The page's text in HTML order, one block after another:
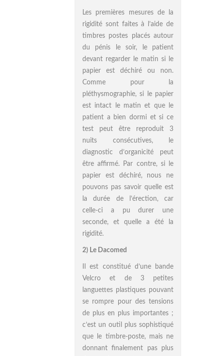
Les premières mesures de la
rigidité sont faites à l’aide de
timbres postes placés autour
du pénis le soir, le patient
devant regarder le matin si le
papier est déchiré ou non.
Comme pour la
pléthysmographie, si le papier
est intact le matin et que le
patient a bien dormi et si ce
test peut être reproduit 3
nuits consécutives, le
diagnostic d’organicité peut
être affirmé. Par contre, si le
papier est déchiré, nous ne
pouvons pas savoir quelle est
la durée de l’érection, car
celle-ci a pu durer une
seconde, et quelle a été la
rigidité.
2) Le Dacomed
Il est constitué d’une bande
Velcro et de 3 petites
languettes plastiques pouvant
se rompre pour des tensions
de plus en plus importantes ;
c’est un outil plus sophistiqué
que le timbre-poste, mais ne
donnant finalement pas plus